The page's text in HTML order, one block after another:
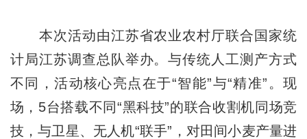
本次活动由江苏省农业农村厅联合国家统
计局江苏调查总队举办。与传统人工测产方式
不同，活动核心亮点在于“智能”与“精准”。现
场，5台搭载不同“黑科技”的联合收割机同场竞
技，与卫星、无人机“联手”，对田间小麦产量进